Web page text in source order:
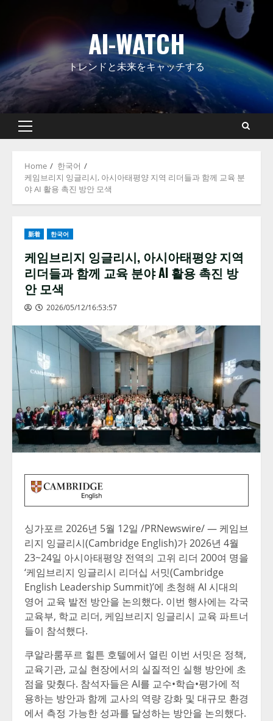
AI-WATCH
トレンドと未来をキャッチする
Primary
Home
한국어
케임브리지 잉글리시, 아시아태평양 지역 리더들과 함께 교육 분
야 AI 활용 촉진 방안 모색
新着 한국어
케임브리지 잉글리시, 아시아태평양 지역
리더들과 함께 교육 분야 AI 활용 촉진 방
안 모색
2026/05/12/16:53:57
싱가포르 2026년 5월 12일 /PRNewswire/ — 케임브
리지 잉글리시(Cambridge English)가 2026년 4월
23~24일 아시아태평양 전역의 고위 리더 200여 명을
‘케임브리지 잉글리시 리더십 서밋(Cambridge
English Leadership Summit)’에 초청해 AI 시대의
영어 교육 발전 방안을 논의했다. 이번 행사에는 각국
교육부, 학교 리더, 케임브리지 잉글리시 교육 파트너
들이 참석했다.
쿠알라룸푸르 힐튼 호텔에서 열린 이번 서밋은 정책,
교육기관, 교실 현장에서의 실질적인 실행 방안에 초
점을 맞췄다. 참석자들은 AI를 교수•학습•평가에 적
용하는 방안과 함께 교사의 역량 강화 및 대규모 환경
에서 측정 가능한 성과를 달성하는 방안을 논의했다.